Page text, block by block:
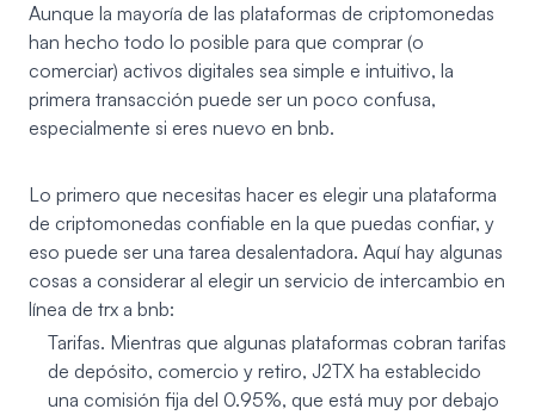
Aunque la mayoría de las plataformas de criptomonedas
han hecho todo lo posible para que comprar (o
comerciar) activos digitales sea simple e intuitivo, la
primera transacción puede ser un poco confusa,
especialmente si eres nuevo en bnb.
Lo primero que necesitas hacer es elegir una plataforma
de criptomonedas confiable en la que puedas confiar, y
eso puede ser una tarea desalentadora. Aquí hay algunas
cosas a considerar al elegir un servicio de intercambio en
línea de trx a bnb:
Tarifas. Mientras que algunas plataformas cobran tarifas
de depósito, comercio y retiro, J2TX ha establecido
una comisión fija del 0.95%, que está muy por debajo